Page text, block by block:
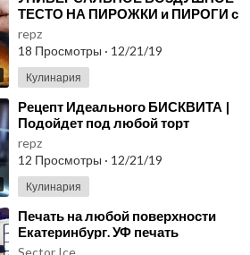
ТЕСТО НА ПИРОЖКИ и ПИРОГИ с
любой начинкой не нужны
больше другие рецепты
repz
18 Просмотры · 12/21/19
Кулинария
⁣Рецепт Идеального БИСКВИТА |
Подойдет под любой торт
repz
12 Просмотры · 12/21/19
Кулинария
⁣Печать на любой поверхности
Екатеринбург. УФ печать
Екатеринбург. печать на стекле